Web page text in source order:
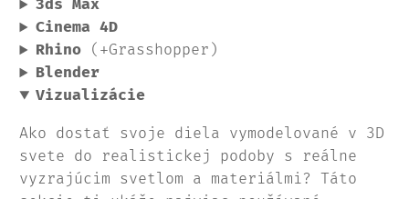
3ds Max
Cinema 4D
Rhino (+Grasshopper)
Blender
Vizualizácie
Ako dostať svoje diela vymodelované v 3D
svete do realistickej podoby s reálne
vyzrajúcim svetlom a materiálmi? Táto